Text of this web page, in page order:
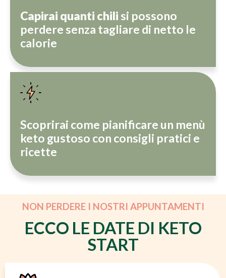
Capirai quanti chili si possono
perdere senza tagliare di netto le
calorie
Scoprirai come pianificare un menù
keto gustoso con consigli pratici e
ricette
NON PERDERE I NOSTRI APPUNTAMENTI
ECCO LE DATE DI KETO
START